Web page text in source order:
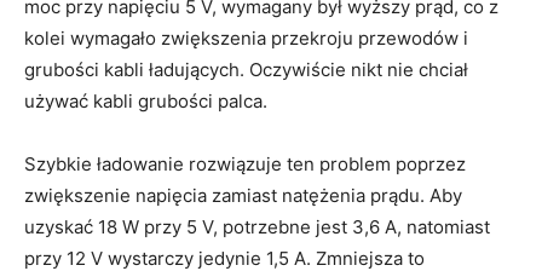
moc przy napięciu 5 V, wymagany był wyższy prąd, co z
kolei wymagało zwiększenia przekroju przewodów i
grubości kabli ładujących. Oczywiście nikt nie chciał
używać kabli grubości palca.
Szybkie ładowanie rozwiązuje ten problem poprzez
zwiększenie napięcia zamiast natężenia prądu. Aby
uzyskać 18 W przy 5 V, potrzebne jest 3,6 A, natomiast
przy 12 V wystarczy jedynie 1,5 A. Zmniejsza to